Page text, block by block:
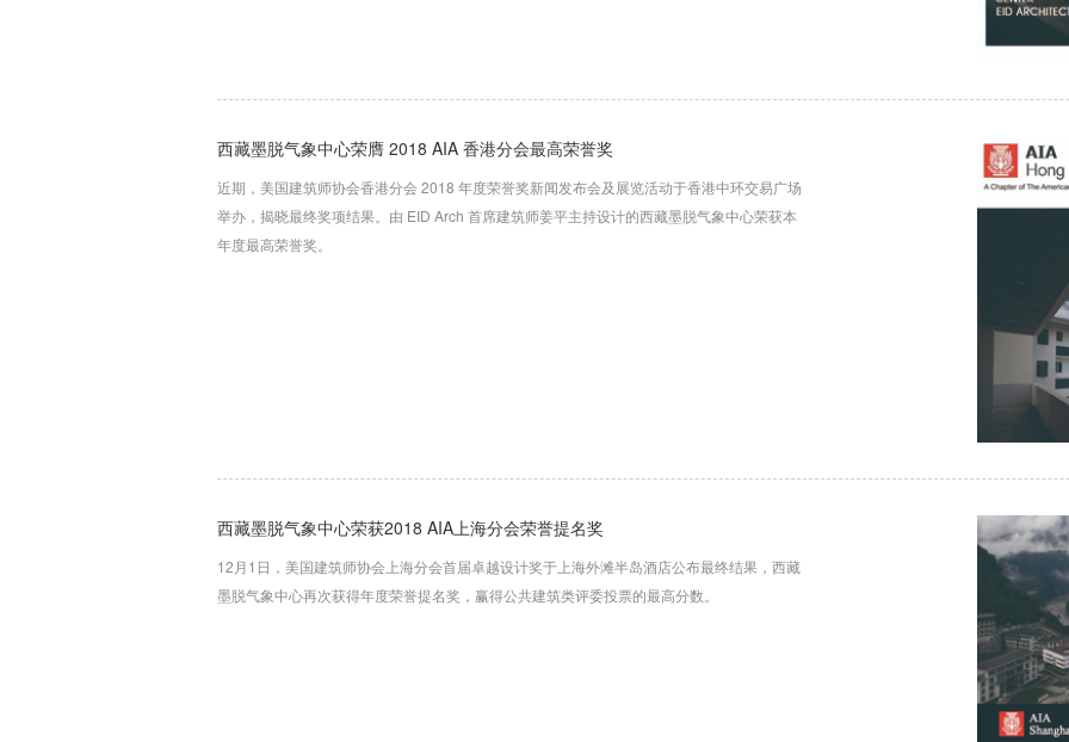
西藏墨脱气象中心荣膺 2018 AIA 香港分会最高荣誉奖
近期，美国建筑师协会香港分会 2018 年度荣誉奖新闻发布会及展览活动于香港中环交易广场
举办，揭晓最终奖项结果。由 EID Arch 首席建筑师姜平主持设计的西藏墨脱气象中心荣获本
年度最高荣誉奖。
西藏墨脱气象中心荣获2018 AIA上海分会荣誉提名奖
12月1日，美国建筑师协会上海分会首届卓越设计奖于上海外滩半岛酒店公布最终结果，西藏
墨脱气象中心再次获得年度荣誉提名奖，赢得公共建筑类评委投票的最高分数。